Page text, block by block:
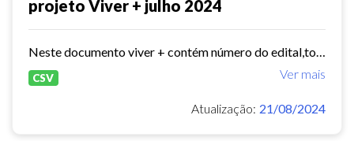
projeto Viver + julho 2024
Ver mais
CSV
Atualização: 21/08/2024